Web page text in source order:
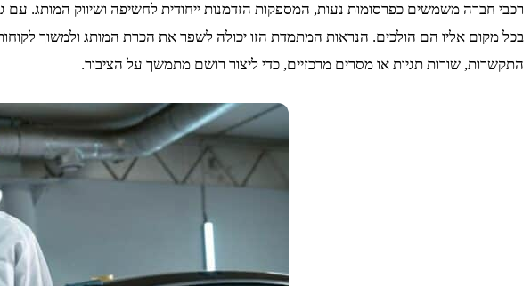
רכבי חברה משמשים כפרסומות נעות, המספקות הזדמנות ייחודית לחשיפה ושיווק המותג.
בכל מקום אליו הם הולכים. הנראות המתמדת הזו יכולה לשפר את הכרת המותג ולמשוך
התקשרות, שורות תגיות או מסרים מרכזיים, כדי ליצור רושם מתמשך על הציבור.